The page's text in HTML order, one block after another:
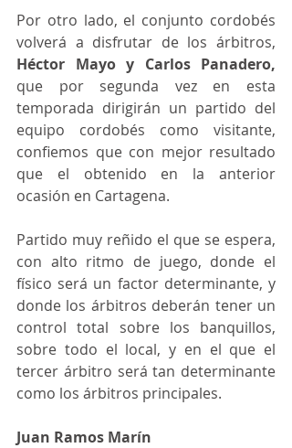
Por otro lado, el conjunto cordobés
Héctor Mayo y Carlos Panadero,
que por segunda vez en esta
temporada dirigirán un partido del
equipo cordobés como visitante,
confiemos que con mejor resultado
que el obtenido en la anterior
ocasión en Cartagena.
Partido muy reñido el que se espera,
con alto ritmo de juego, donde el
físico será un factor determinante, y
donde los árbitros deberán tener un
control total sobre los banquillos,
sobre todo el local, y en el que el
tercer árbitro será tan determinante
como los árbitros principales.
Juan Ramos Marín